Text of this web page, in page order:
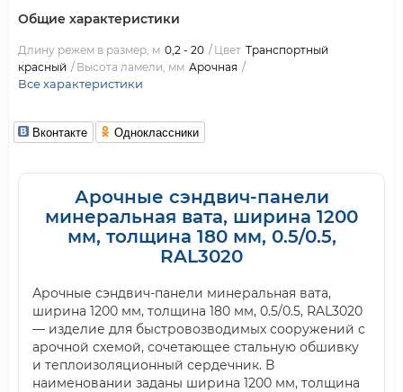
Общие характеристики
Длину режем в размер, м 0,2 - 20 Цвет Транспортный
красный
Высота ламели, мм Арочная
Все характеристики
Вконтакте Одноклассники
Арочные сэндвич-панели
минеральная вата, ширина 1200
мм, толщина 180 мм, 0.5/0.5,
RAL3020
Арочные сэндвич-панели минеральная вата,
ширина 1200 мм, толщина 180 мм, 0.5/0.5, RAL3020
— изделие для быстровозводимых сооружений с
арочной схемой, сочетающее стальную обшивку
и теплоизоляционный сердечник. В
наименовании заданы ширина 1200 мм, толщина